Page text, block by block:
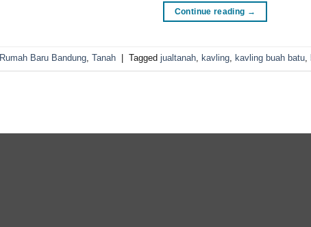
Continue reading →
Rumah Baru Bandung, Tanah Tagged jualtanah, kavling, kavling buah batu,